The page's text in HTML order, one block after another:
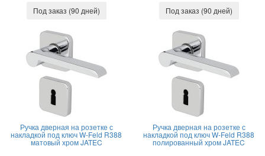
Под заказ (90 дней) Под заказ (90 дней)
Ручка дверная на розетке с
накладкой под ключ W-Feld R388
матовый хром JATEC
Ручка дверная на розетке с
накладкой под ключ W-Feld R388
полированный хром JATEC